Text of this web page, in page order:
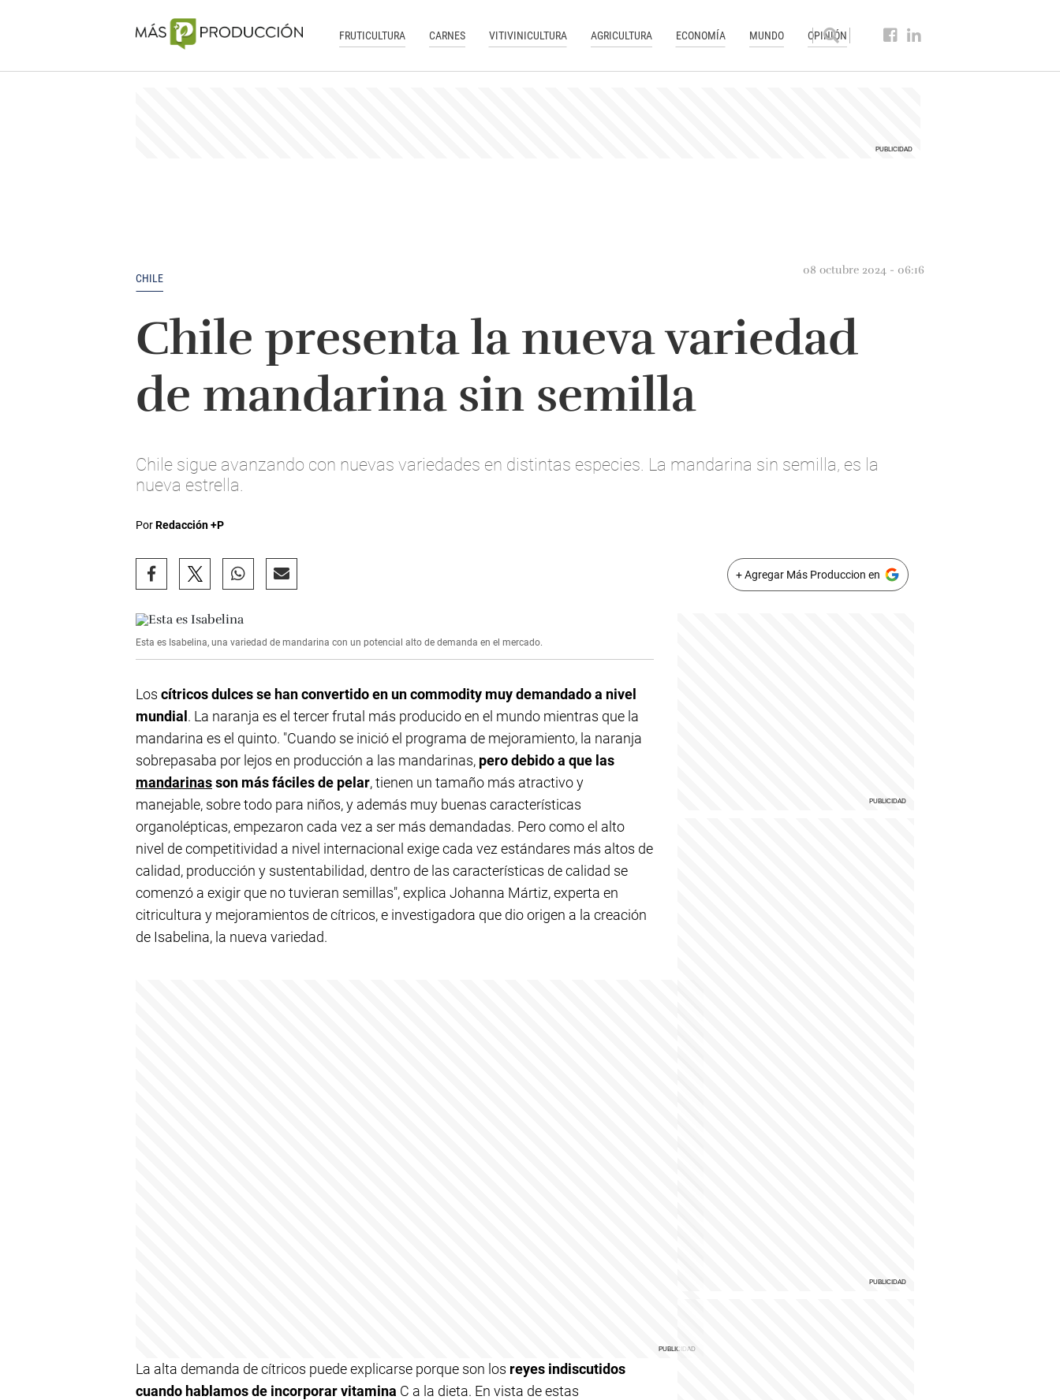
FRUTICULTURA CARNES VITIVINICULTURA AGRICULTURA ECONOMÍA MUNDO OPINIÓN
CHILE
08 octubre 2024 - 06:16
Chile presenta la nueva variedad
de mandarina sin semilla
Chile sigue avanzando con nuevas variedades en distintas especies. La mandarina sin semilla, es la
nueva estrella.
PorRedacción +P
+ Agregar Más Produccion en
Esta es Isabelina, una variedad de mandarina con un potencial alto de demanda en el mercado.
Los cítricos dulces se han convertido en un commodity muy demandado a nivel
mundial . La naranja es el tercer frutal más producido en el mundo mientras que la
mandarina es el quinto. "Cuando se inició el programa de mejoramiento, la naranja
sobrepasaba por lejos en producción a las mandarinas, pero debido a que las
mandarinasson más fáciles de pelar, tienen un tamaño más atractivo y
manejable, sobre todo para niños, y además muy buenas características
organolépticas, empezaron cada vez a ser más demandadas. Pero como el alto
nivel de competitividad a nivel internacional exige cada vez estándares más altos de
calidad, producción y sustentabilidad, dentro de las características de calidad se
comenzó a exigir que no tuvieran semillas", explica Johanna Mártiz, experta en
citricultura y mejoramientos de cítricos, e investigadora que dio origen a la creación
de Isabelina, la nueva variedad.
La alta demanda de cítricos puede explicarse porque son los reyes indiscutidos
cuando hablamos de incorporar vitamina C a la dieta. En vista de estas